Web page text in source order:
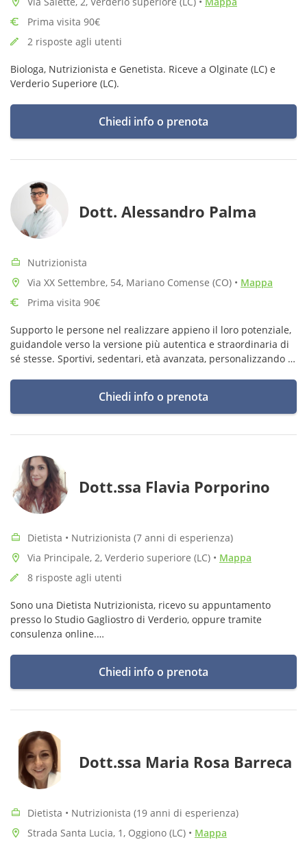
Prima visita 90€
2 risposte agli utenti
Biologa, Nutrizionista e Genetista. Riceve a Olginate (LC) e
Verderio Superiore (LC).
Chiedi info o prenota
Dott. Alessandro Palma
Nutrizionista
Via XX Settembre, 54, Mariano Comense (CO) • Mappa
Prima visita 90€
Supporto le persone nel realizzare appieno il loro potenziale,
guidandole verso la versione più autentica e straordinaria di
sé stesse. Sportivi, sedentari, età avanzata, personalizzando al
Chiedi info o prenota
Dott.ssa Flavia Porporino
Dietista • Nutrizionista (7 anni di esperienza)
Via Principale, 2, Verderio superiore (LC) • Mappa
8 risposte agli utenti
Sono una Dietista Nutrizionista, ricevo su appuntamento
presso lo Studio Gagliostro di Verderio, oppure tramite
consulenza online.
Chiedi info o prenota
Dott.ssa Maria Rosa Barreca
Dietista • Nutrizionista (19 anni di esperienza)
Strada Santa Lucia, 1, Oggiono (LC) • Mappa